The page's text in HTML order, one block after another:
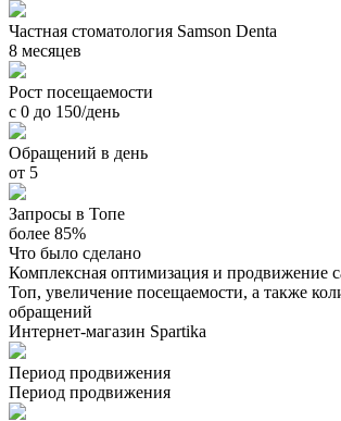
Частная стоматология Samson Denta
8 месяцев
Рост посещаемости
с 0 до 150/день
Обращений в день
от 5
Запросы в Топе
более 85%
Что было сделано
Комплексная оптимизация и продвижение
Топ, увеличение посещаемости, а также
обращений
Интернет-магазин Spartika
Период продвижения
Период продвижения